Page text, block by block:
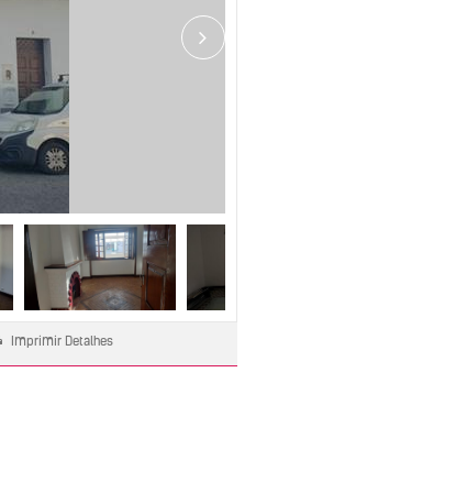
Imprimir Detalhes